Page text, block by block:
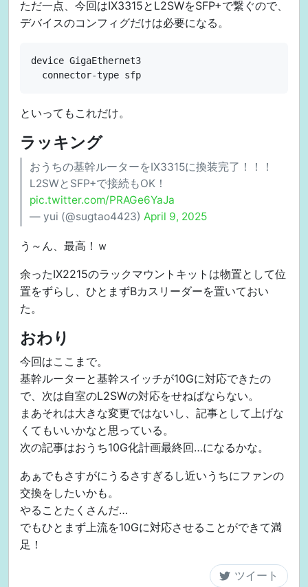
ただ一点、今回はIX3315とL2SWをSFP+で繋ぐので、
デバイスのコンフィグだけは必要になる。
device GigaEthernet3
といってもこれだけ。
ラッキング
おうちの基幹ルーターをIX3315に換装完了！！！
L2SWとSFP+で接続もOK！
pic.twitter.com/PRAGe6YaJa
— yui (@sugtao4423) April 9, 2025
う～ん、最高！ｗ
余ったIX2215のラックマウントキットは物置として位
置をずらし、ひとまずBカスリーダーを置いておい
た。
おわり
今回はここまで。
基幹ルーターと基幹スイッチが10Gに対応できたの
で、次は自室のL2SWの対応をせねばならない。
まあそれは大きな変更ではないし、記事として上げな
くてもいいかなと思っている。
次の記事はおうち10G化計画最終回…になるかな。
あぁでもさすがにうるさすぎるし近いうちにファンの
交換をしたいかも。
やることたくさんだ…
でもひとまず上流を10Gに対応させることができて満
足！